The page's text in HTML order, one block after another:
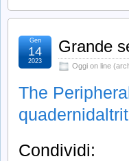
Grande
Oggi on line
Gen
14
2023
The
Condividi: